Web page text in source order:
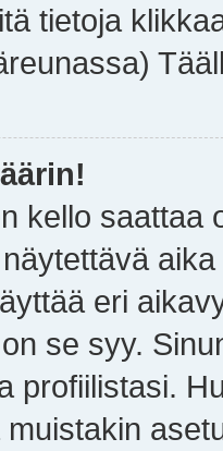
tietoja
kello saattaa
eri
se syy.
profiilistasi.